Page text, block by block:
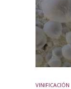
VINIFICACIÓN